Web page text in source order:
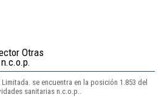
Otras
se encuentra en la posición 1.853 del
sanitarias n.c.o.p..